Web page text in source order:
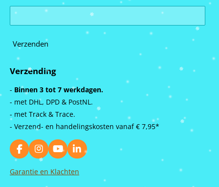
Verzenden
Verzending
- Binnen 3 tot 7 werkdagen.
- met DHL, DPD & PostNL.
- met Track & Trace.
- Verzend- en handelingskosten vanaf € 7,95*
F
a
c
I
n
s
Y
o
u
L
i
n
Garantie en Klachten